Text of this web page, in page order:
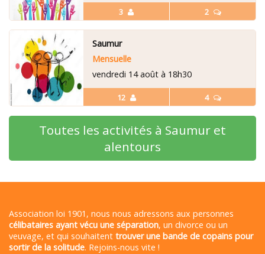
3 2
12 4
Saumur
Mensuelle
vendredi 14 août à 18h30
Toutes les activités à Saumur et
alentours
Association loi 1901, nous nous adressons aux personnes
célibataires ayant vécu une séparation, un divorce ou un
veuvage, et qui souhaitent trouver une bande de copains pour
sortir de la solitude. Rejoins-nous vite !